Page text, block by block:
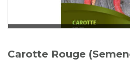
Emplois
Service à la
Nous joindre
Carotte Rouge